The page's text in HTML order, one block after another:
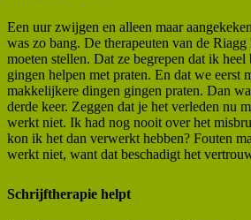
Een uur zwijgen en alleen maar
was zo bang. De therapeuten van de
moeten stellen. Dat ze begrepen dat ik
gingen helpen met praten. En dat we eerst
makkelijkere dingen gingen praten. Dan
derde keer. Zeggen dat je het verleden nu
werkt niet. Ik had nog nooit over het
kon ik het dan verwerkt hebben? Fouten
werkt niet, want dat beschadigt het
Schrijftherapie helpt